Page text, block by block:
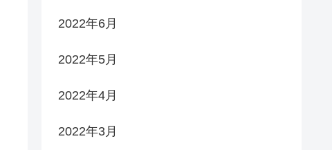
2022年6月
2022年5月
2022年4月
2022年3月